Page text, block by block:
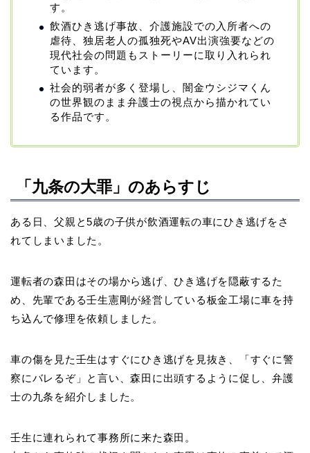
す。
飲酒ひき逃げ事故、介護施設での入所者への
虐待、独居老人の孤独死やAV出演強要などの
現代社会の問題もストーリーに取り入れられ
ています。
社会的弱者が多く登場し、闇金ウシジマくん
の世界観のまま弁護士の視点から描かれてい
る作品です。
「九条の大罪」のあらすじ
ある日、父親と5歳の子供が飲酒運転の車にひき逃げをさ
れてしまいました。
運転者の森田はその場から逃げ、ひき逃げを隠蔽するた
め、先輩である壬生憲剛が経営している板金工場に車を持
ち込んで修理を依頼しました。
車の傷を見た壬生はすぐにひき逃げを見抜き、「すぐに警
察にバレるぞ」と言い、森田に出頭するように促し、弁護
士の九条を紹介しました。
壬生に連れられて事務所に来た森田。